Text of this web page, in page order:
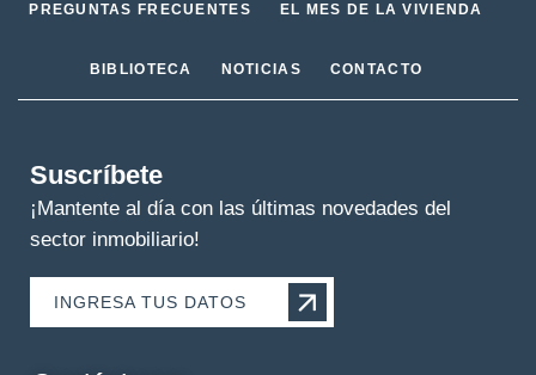
PREGUNTAS FRECUENTES EL MES DE LA VIVIENDA
BIBLIOTECA NOTICIAS CONTACTO
Suscríbete
¡Mantente al día con las últimas novedades del
sector inmobiliario!
INGRESA TUS DATOS